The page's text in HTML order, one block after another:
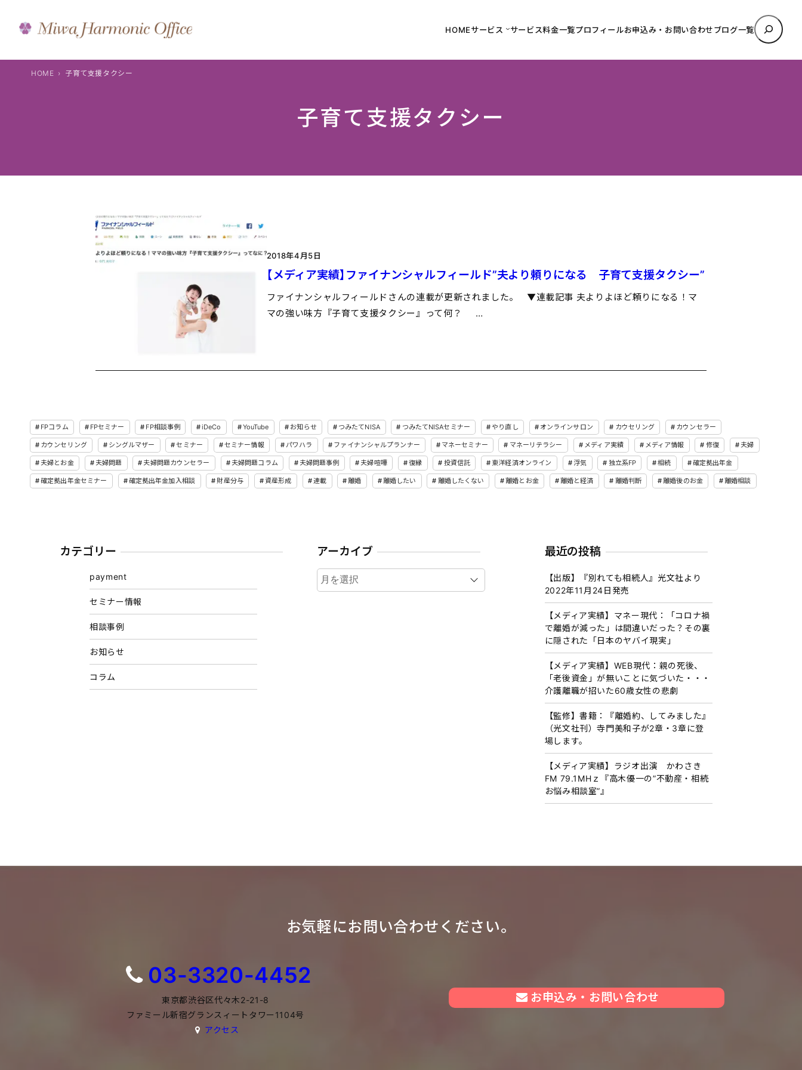
ス
HOMEサービス サービス料金一覧プロフィールお申込み・お問い合わせブログ一覧
検
索
子育て支援タクシー
HOME 子育て支援タクシー
2018年4月5日
【メディア実績】ファイナンシャルフィールド”夫より頼りになる 子育て支援タクシー”
ファイナンシャルフィールドさんの連載が更新されました。 ▼連載記事 夫よりよほど頼りになる！マ
マの強い味方『子育て支援タクシー』って何？ …
FPコラム FPセミナー FP相談事例 iDeCo YouTube お知らせ つみたてNISA つみたてNISAセミナー やり直し オンラインサロン カウセリング カウンセラー
カウンセリング シングルマザー セミナー セミナー情報 パワハラ ファイナンシャルプランナー マネーセミナー マネーリテラシー メディア実績 メディア情報 修復 夫婦
夫婦とお金 夫婦問題 夫婦問題カウンセラー 夫婦問題コラム 夫婦問題事例 夫婦喧嘩 復縁 投資信託 東洋経済オンライン 浮気 独立系FP 相続 確定拠出年金
確定拠出年金セミナー 確定拠出年金加入相談 財産分与 資産形成 連載 離婚 離婚したい 離婚したくない 離婚とお金 離婚と経済 離婚判断 離婚後のお金 離婚相談
カテゴリー
payment
セミナー情報
相談事例
お知らせ
コラム
アーカイブ
ア
ー
最近の投稿
【出版】『別れても相続人』光文社より
2022年11月24日発売
【メディア実績】マネー現代：「コロナ禍
で離婚が減った」は間違いだった？その裏
に隠された「日本のヤバイ現実」
【メディア実績】WEB現代：親の死後、
「老後資金」が無いことに気づいた・・・
介護離職が招いた60歳女性の悲劇
【監修】書籍：『離婚約、してみました』
（光文社刊）寺門美和子が2章・3章に登
場します。
【メディア実績】ラジオ出演 かわさき
FM 79.1MHｚ『高木優一の”不動産・相続
お悩み相談室”』
お気軽にお問い合わせください。
03-3320-4452
東京都渋谷区代々木2-21-8
ファミール新宿グランスィートタワー1104号
アクセス
お申込み・お問い合わせ